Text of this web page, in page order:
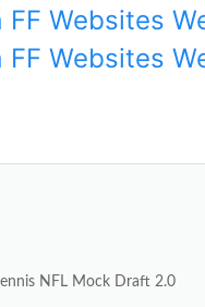
NFL Mock Draft 2.0